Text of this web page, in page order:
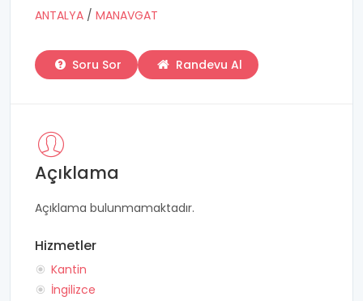
ANTALYA / MANAVGAT
Soru Sor Randevu Al
Açıklama
Açıklama bulunmamaktadır.
Hizmetler
Kantin
İngilizce